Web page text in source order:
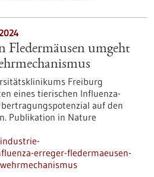
Fledermäusen umgeht
Freiburg
eines tierischen Influenza-
auf den
Publikation in Nature
erreger-fledermaeusen-